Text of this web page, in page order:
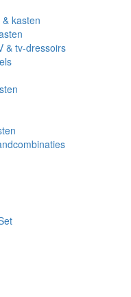
kasten
& tv-dressoirs